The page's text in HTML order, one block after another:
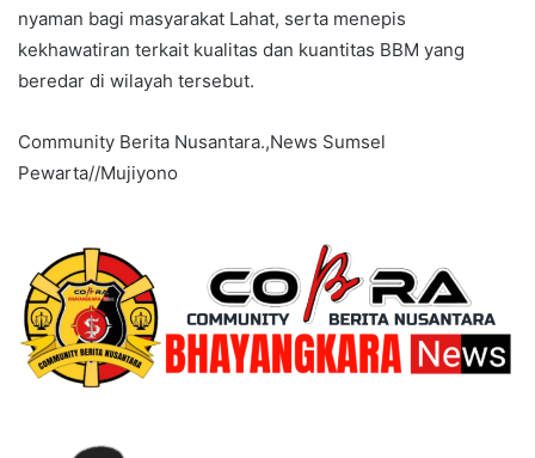
nyaman bagi masyarakat Lahat, serta menepis
kekhawatiran terkait kualitas dan kuantitas BBM yang
beredar di wilayah tersebut.
Community Berita Nusantara.,News Sumsel
Pewarta//Mujiyono